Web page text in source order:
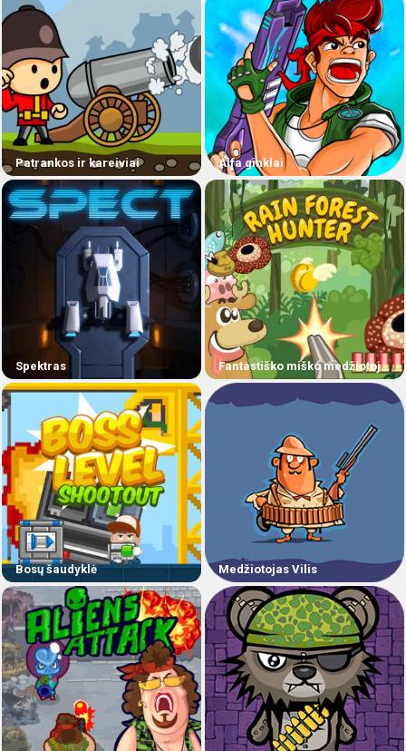
Patrankos ir kareiviai Alfa ginklai
Spektras Fantastiško miško medžiotojas
Bosų šaudyklė Medžiotojas Vilis